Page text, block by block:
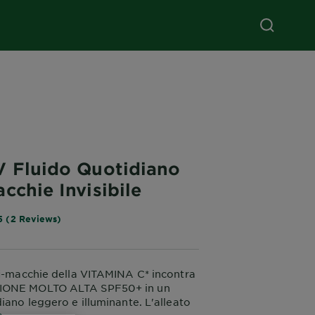
Fluido Quotidiano
Invisibile
(2 Reviews)
della VITAMINA C* incontra
MOLTO ALTA SPF50+ in un
leggero e illuminante. L'alleato